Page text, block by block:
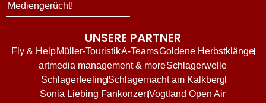
Mediengerücht!
UNSERE PARTNER
Fly & HelpMüller-TouristikA-TeamsGoldene Herbstklänge
artmedia management & moreSchlagerwelle
SchlagerfeelingSchlagernacht am Kalkberg
Sonia Liebing FankonzertVogtland Open Air